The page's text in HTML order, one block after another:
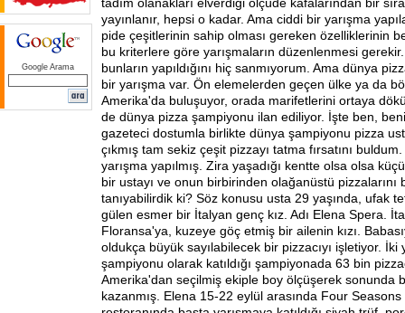
Google Arama
yayınlanır, hepsi o kadar. Ama ciddi bir yarışma
pide çeşitlerinin sahip olması gereken özelliklerinin
bu kriterlere göre yarışmaların düzenlenmesi
bunların yapıldığını hiç sanmıyorum. Ama dünya
bir yarışma var. Ön elemelerden geçen ülke ya da
Amerika'da buluşuyor, orada marifetlerini ortaya
de dünya pizza şampiyonu ilan ediliyor. İşte ben,
gazeteci dostumla birlikte dünya şampiyonu pizza
çıkmış tam sekiz çeşit pizzayı tatma fırsatını
yarışma yapılmış. Zira yaşadığı kentte olsa olsa
bir ustayı ve onun birbirinden olağanüstü pizzalarını
tanıyabilirdik ki? Söz konusu usta 29 yaşında, ufak
gülen esmer bir İtalyan genç kız. Adı Elena Spera.
Floransa'ya, kuzeye göç etmiş bir ailenin kızı.
oldukça büyük sayılabilecek bir pizzacıyı işletiyor. İki
şampiyonu olarak katıldığı şampiyonada 63 bin
Amerika'dan seçilmiş ekiple boy ölçüşerek sonunda
kazanmış. Elena 15-22 eylül arasında Four